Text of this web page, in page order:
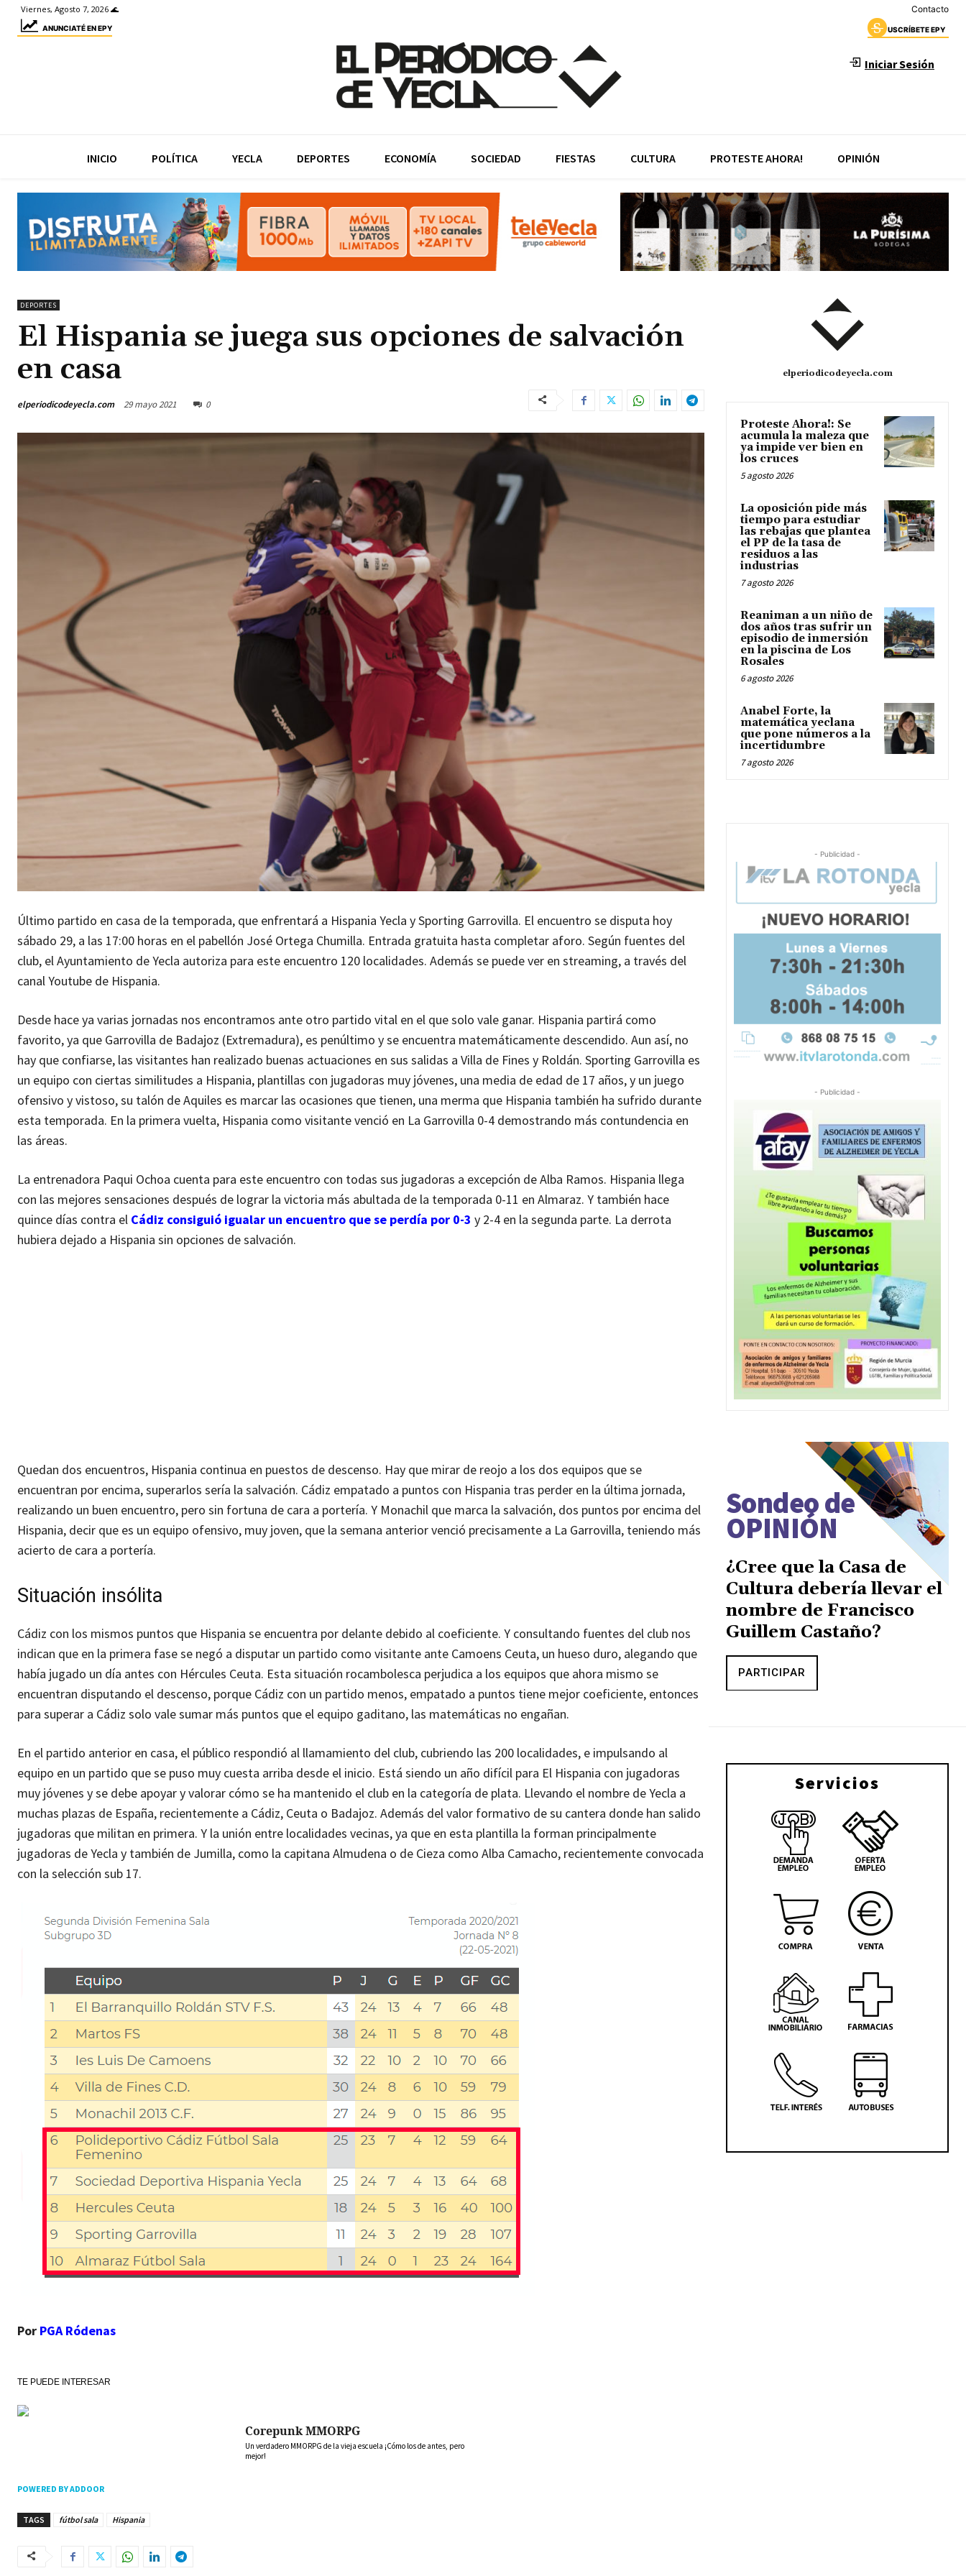
Viernes, Agosto 7, 2026 🌊 Contacto
ANUNCIATÉ EN EPY USCRÍBETE EPY
Iniciar Sesión
INICIO POLÍTICA YECLA DEPORTES ECONOMÍA SOCIEDAD FIESTAS CULTURA PROTESTE AHORA! OPINIÓN
DEPORTES
El Hispania se juega sus opciones de salvación
en casa
elperiodicodeyecla.com 29 mayo 2021 0
Último partido en casa de la temporada, que enfrentará a Hispania Yecla y Sporting Garrovilla. El encuentro se disputa hoy
sábado 29, a las 17:00 horas en el pabellón José Ortega Chumilla. Entrada gratuita hasta completar aforo. Según fuentes del
club, el Ayuntamiento de Yecla autoriza para este encuentro 120 localidades. Además se puede ver en streaming, a través del
canal Youtube de Hispania.
Desde hace ya varias jornadas nos encontramos ante otro partido vital en el que solo vale ganar. Hispania partirá como
favorito, ya que Garrovilla de Badajoz (Extremadura), es penúltimo y se encuentra matemáticamente descendido. Aun así, no
hay que confiarse, las visitantes han realizado buenas actuaciones en sus salidas a Villa de Fines y Roldán. Sporting Garrovilla es
un equipo con ciertas similitudes a Hispania, plantillas con jugadoras muy jóvenes, una media de edad de 17 años, y un juego
ofensivo y vistoso, su talón de Aquiles es marcar las ocasiones que tienen, una merma que Hispania también ha sufrido durante
esta temporada. En la primera vuelta, Hispania como visitante venció en La Garrovilla 0-4 demostrando más contundencia en
las áreas.
La entrenadora Paqui Ochoa cuenta para este encuentro con todas sus jugadoras a excepción de Alba Ramos. Hispania llega
con las mejores sensaciones después de lograr la victoria más abultada de la temporada 0-11 en Almaraz. Y también hace
quince días contra el Cádiz consiguió igualar un encuentro que se perdía por 0-3 y 2-4 en la segunda parte. La derrota
hubiera dejado a Hispania sin opciones de salvación.
Quedan dos encuentros, Hispania continua en puestos de descenso. Hay que mirar de reojo a los dos equipos que se
encuentran por encima, superarlos sería la salvación. Cádiz empatado a puntos con Hispania tras perder en la última jornada,
realizando un buen encuentro, pero sin fortuna de cara a portería. Y Monachil que marca la salvación, dos puntos por encima del
Hispania, decir que es un equipo ofensivo, muy joven, que la semana anterior venció precisamente a La Garrovilla, teniendo más
acierto de cara a portería.
Situación insólita
Cádiz con los mismos puntos que Hispania se encuentra por delante debido al coeficiente. Y consultando fuentes del club nos
indican que en la primera fase se negó a disputar un partido como visitante ante Camoens Ceuta, un hueso duro, alegando que
había jugado un día antes con Hércules Ceuta. Esta situación rocambolesca perjudica a los equipos que ahora mismo se
encuentran disputando el descenso, porque Cádiz con un partido menos, empatado a puntos tiene mejor coeficiente, entonces
para superar a Cádiz solo vale sumar más puntos que el equipo gaditano, las matemáticas no engañan.
En el partido anterior en casa, el público respondió al llamamiento del club, cubriendo las 200 localidades, e impulsando al
equipo en un partido que se puso muy cuesta arriba desde el inicio. Está siendo un año difícil para El Hispania con jugadoras
muy jóvenes y se debe apoyar y valorar cómo se ha mantenido el club en la categoría de plata. Llevando el nombre de Yecla a
muchas plazas de España, recientemente a Cádiz, Ceuta o Badajoz. Además del valor formativo de su cantera donde han salido
jugadoras que militan en primera. Y la unión entre localidades vecinas, ya que en esta plantilla la forman principalmente
jugadoras de Yecla y también de Jumilla, como la capitana Almudena o de Cieza como Alba Camacho, recientemente convocada
con la selección sub 17.
Por PGA Ródenas
TE PUEDE INTERESAR
Corepunk MMORPG
Un verdadero MMORPG de la vieja escuela ¡Cómo los de antes, pero
mejor!
POWERED BY ADDOOR
TAGS fútbol sala Hispania
elperiodicodeyecla.com
Proteste Ahora!: Se
acumula la maleza que
ya impide ver bien en
los cruces
5 agosto 2026
La oposición pide más
tiempo para estudiar
las rebajas que plantea
el PP de la tasa de
residuos a las
industrias
7 agosto 2026
Reaniman a un niño de
dos años tras sufrir un
episodio de inmersión
en la piscina de Los
Rosales
6 agosto 2026
Anabel Forte, la
matemática yeclana
que pone números a la
incertidumbre
7 agosto 2026
- Publicidad -
- Publicidad -
Sondeo de
OPINIÓN
¿Cree que la Casa de
Cultura debería llevar el
nombre de Francisco
Guillem Castaño?
PARTICIPAR
Servicios